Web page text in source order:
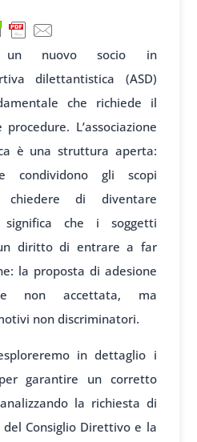
nuovo socio in
dilettantistica (ASD)
amentale che richiede il
procedure. L’associazione
è una struttura aperta:
condividono gli scopi
chiedere di diventare
che i soggetti
diritto di entrare a far
la proposta di adesione
non accettata, ma
non discriminatori.
in dettaglio i
garantire uncorretto
izzando la richiesta di
del Consiglio Direttivo e la